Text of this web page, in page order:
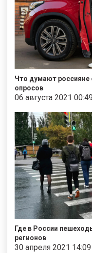
Что думают россияне
опросов
06 августа 2021 00:49
Где в России
регионов
30 апреля 2021 14:09